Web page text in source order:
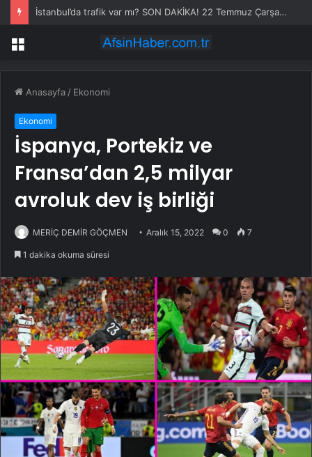
İstanbul’da trafik var mı? SON DAKİKA! 22 Temmuz Çarşamba hangi ilçelerde trafik var, hangi yollar kapalı?
Menü
Anasayfa / Ekonomi
Ekonomi
İspanya, Portekiz ve
Fransa’dan 2,5 milyar
avroluk dev iş birliği
MERİÇ DEMİR GÖÇMEN Aralık 15, 2022 0 7
1 dakika okuma süresi